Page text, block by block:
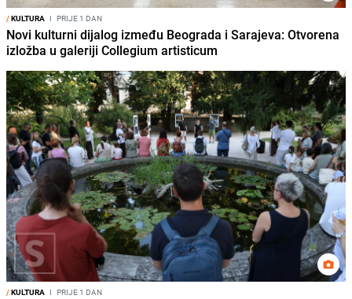
/KULTURA I PRIJE 1 DAN
Novi kulturni dijalog između Beograda i Sarajeva: Otvorena
izložba u galeriji Collegium artisticum
/KULTURA I PRIJE 1 DAN